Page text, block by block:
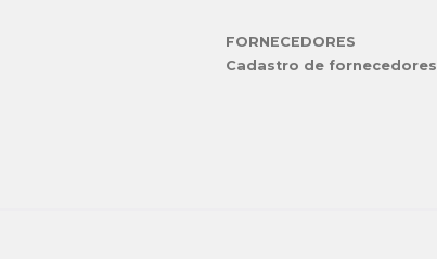
FORNECEDORES
Cadastro de fornecedores